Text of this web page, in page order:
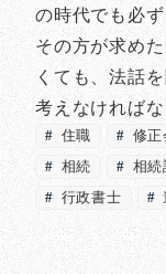
の時代でも必
その方が求め
くても、法話
考えなければ
住職 修正
相続
相続
行政書士